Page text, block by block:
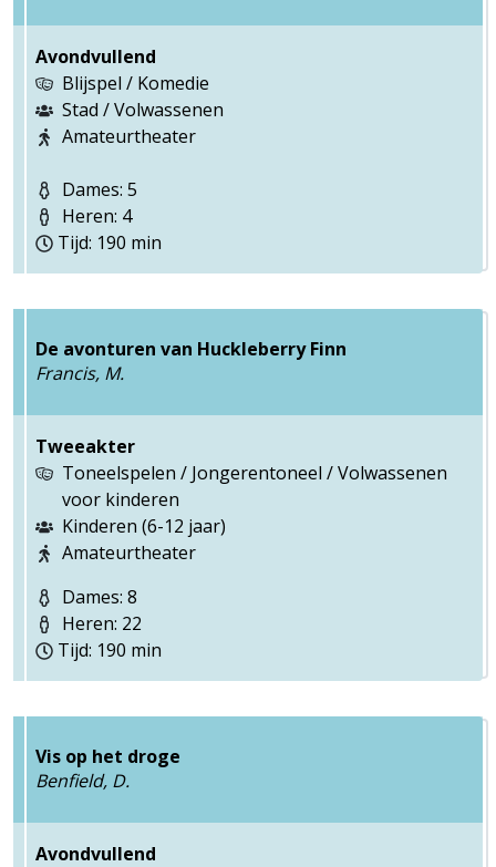
Avondvullend
Blijspel / Komedie
Stad / Volwassenen
Amateurtheater
Dames: 5
Heren: 4
Tijd: 190 min
De avonturen van Huckleberry Finn
Francis, M.
Tweeakter
Toneelspelen / Jongerentoneel / Volwassenen
voor kinderen
Kinderen (6-12 jaar)
Amateurtheater
Dames: 8
Heren: 22
Tijd: 190 min
Vis op het droge
Benfield, D.
Avondvullend